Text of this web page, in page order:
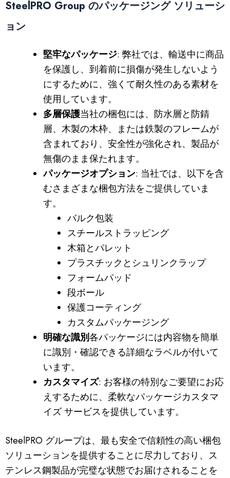
SteelPRO Group のパッケージング ソリューシ
ョン
堅牢なパッケージ: 弊社では、輸送中に商品
を保護し、到着前に損傷が発生しないよう
にするために、強くて耐久性のある素材を
使用しています。
多層保護当社の梱包には、防水層と防錆
層、木製の木枠、または鉄製のフレームが
含まれており、安全性が強化され、製品が
無傷のまま保たれます。
パッケージオプション: 当社では、以下を含
むさまざまな梱包方法をご提供していま
す。
バルク包装
スチールストラッピング
木箱とパレット
プラスチックとシュリンクラップ
フォームパッド
段ボール
保護コーティング
カスタムパッケージング
明確な識別各パッケージには内容物を簡単
に識別・確認できる詳細なラベルが付いて
います。
カスタマイズ: お客様の特別なご要望にお応
えするために、柔軟なパッケージカスタマ
イズ サービスを提供しています。
SteelPRO グループは、最も安全で信頼性の高い梱包
ソリューションを提供することに尽力しており、ス
テンレス鋼製品が完璧な状態でお届けされることを